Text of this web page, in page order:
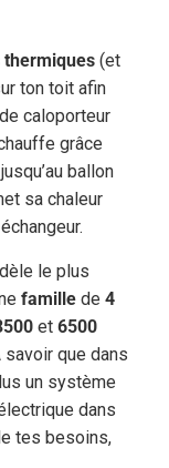
thermiques(et
ton toit afin
caloporteur
grâce
ballon
sa chaleur
le plus
famille de 4
et 6500
que dans
un système
dans
tes besoins,